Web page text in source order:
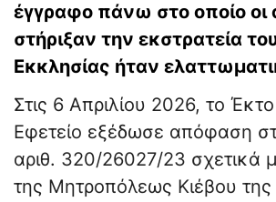
έγγραφο πάνω στο οποίο οι
στήριξαν την εκστρατεία
Εκκλησίας ήταν
Στις 6 Απριλίου 2026, το Έκτο
Εφετείο εξέδωσε απόφαση
αριθ. 320/26027/23 σχετικά
της Μητροπόλεως Κιέβου